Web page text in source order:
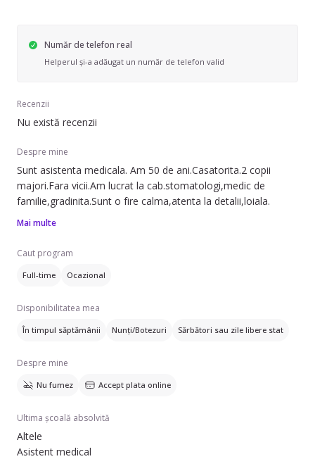
Număr de telefon real
Helperul și-a adăugat un număr de telefon valid
Recenzii
Nu există recenzii
Despre mine
Sunt asistenta medicala. Am 50 de ani.Casatorita.2 copii
majori.Fara vicii.Am lucrat la cab.stomatologi,medic de
familie,gradinita.Sunt o fire calma,atenta la detalii,loiala.
Mai multe
Caut program
Full-time Ocazional
Disponibilitatea mea
În timpul săptămânii Nunți/Botezuri Sărbători sau zile libere stat
Despre mine
Nu fumez Accept plata online
Ultima școală absolvită
Altele
Asistent medical